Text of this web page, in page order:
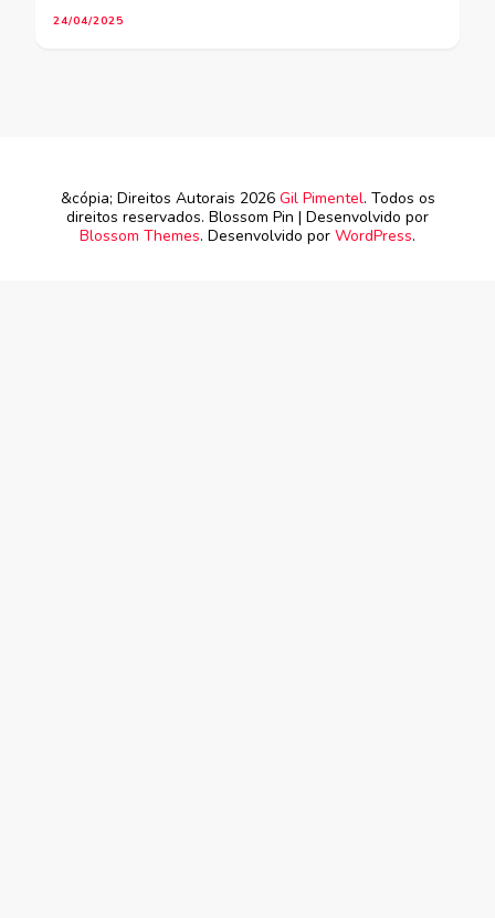
24/04/2025
&cópia; Direitos Autorais 2026 Gil Pimentel. Todos os
direitos reservados. Blossom Pin | Desenvolvido por
Blossom Themes. Desenvolvido por WordPress.